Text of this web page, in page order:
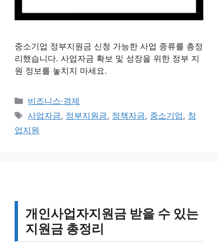
중소기업 정부지원금 신청 가능한 사업 종류를 총정
리했습니다. 사업자금 확보 및 성장을 위한 정부 지
원 정보를 놓치지 마세요.
카
테
리
비즈니스·경제
태
그
사업자금, 정부지원금, 정책자금, 중소기업, 창
업지원
개인사업자지원금 받을 수 있는
지원금 총정리